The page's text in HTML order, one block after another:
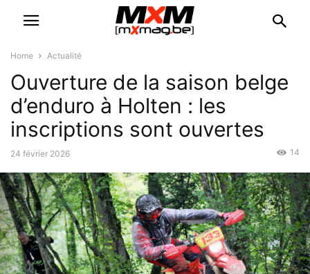
Home Actualité
Ouverture de la saison belge
d’enduro à Holten : les
inscriptions sont ouvertes
24 février 2026 14